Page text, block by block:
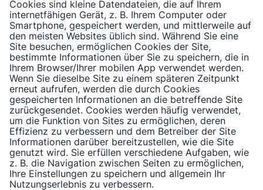
Cookies sind kleine Datendateien, die auf Ihrem
internetfähigen Gerät, z. B. Ihrem Computer oder
Smartphone, gespeichert werden, und mittlerweile auf
den meisten Websites üblich sind. Während Sie eine
Site besuchen, ermöglichen Cookies der Site,
bestimmte Informationen über Sie zu speichern, die in
Ihrem Browser/Ihrer mobilen App verwendet werden.
Wenn Sie dieselbe Site zu einem späteren Zeitpunkt
erneut aufrufen, werden die durch Cookies
gespeicherten Informationen an die betreffende Site
zurückgesendet. Cookies werden häufig verwendet,
um die Funktion von Sites zu ermöglichen, deren
Effizienz zu verbessern und dem Betreiber der Site
Informationen darüber bereitzustellen, wie die Site
genutzt wird. Sie erfüllen verschiedene Aufgaben, wie
z. B. die Navigation zwischen Seiten zu ermöglichen,
Ihre Einstellungen zu speichern und allgemein Ihr
Nutzungserlebnis zu verbessern.